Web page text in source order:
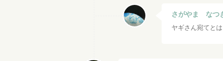
さがやま なつ
ヤギさん宛てと